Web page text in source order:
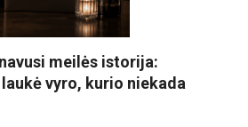
meilės istorija:
vyro, kurio niekada